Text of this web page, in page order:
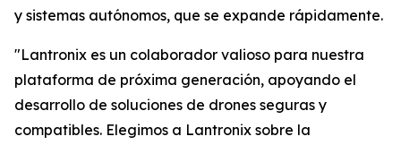
y sistemas autónomos, que se expande rápidamente.
"Lantronix es un colaborador valioso para nuestra
plataforma de próxima generación, apoyando el
desarrollo de soluciones de drones seguras y
compatibles. Elegimos a Lantronix sobre la